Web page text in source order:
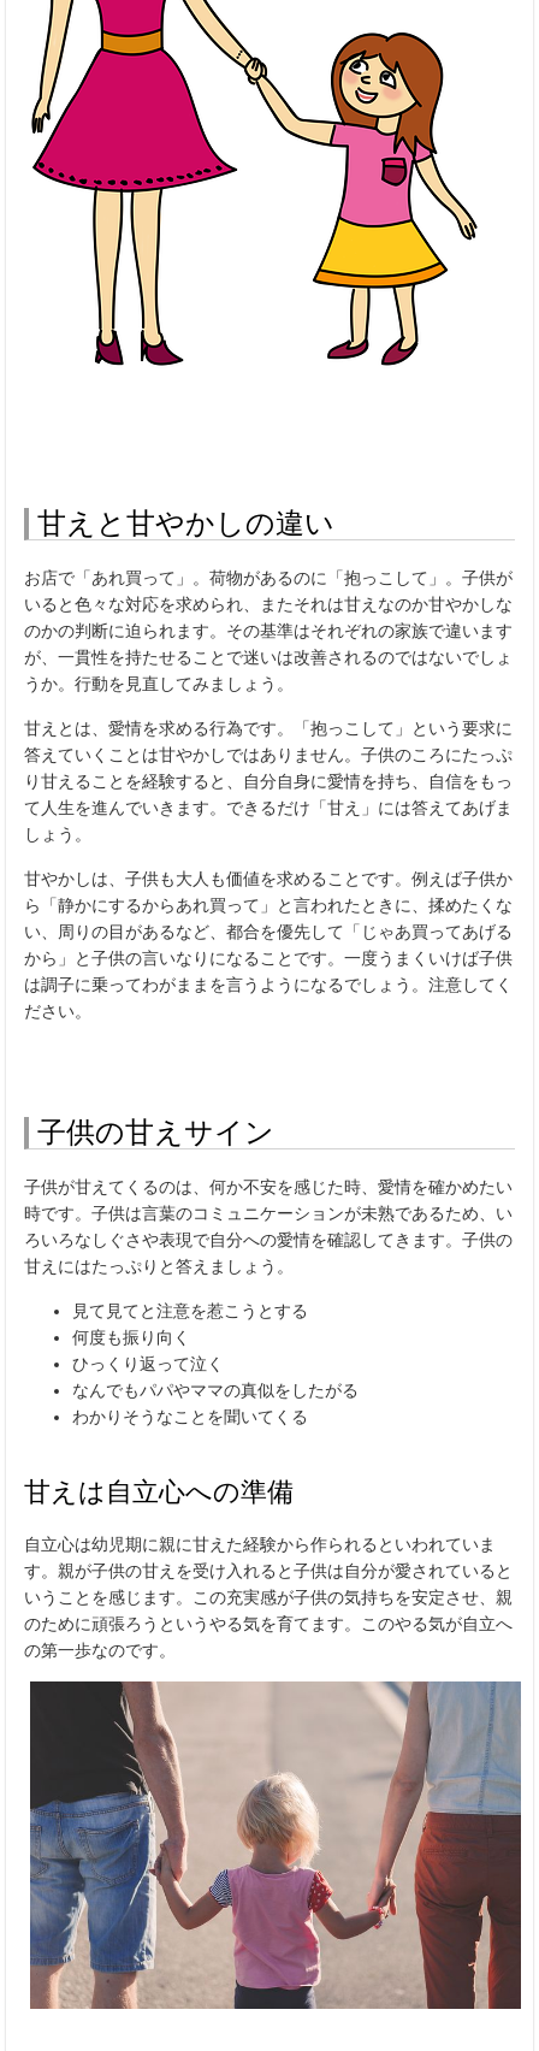
甘えと甘やかしの違い
お店で「あれ買って」。荷物があるのに「抱っこして」。子供が
いると色々な対応を求められ、またそれは甘えなのか甘やかしな
のかの判断に迫られます。その基準はそれぞれの家族で違います
が、一貫性を持たせることで迷いは改善されるのではないでしょ
うか。行動を見直してみましょう。
甘えとは、愛情を求める行為です。「抱っこして」という要求に
答えていくことは甘やかしではありません。子供のころにたっぷ
り甘えることを経験すると、自分自身に愛情を持ち、自信をもっ
て人生を進んでいきます。できるだけ「甘え」には答えてあげま
しょう。
甘やかしは、子供も大人も価値を求めることです。例えば子供か
ら「静かにするからあれ買って」と言われたときに、揉めたくな
い、周りの目があるなど、都合を優先して「じゃあ買ってあげる
から」と子供の言いなりになることです。一度うまくいけば子供
は調子に乗ってわがままを言うようになるでしょう。注意してく
ださい。
子供の甘えサイン
子供が甘えてくるのは、何か不安を感じた時、愛情を確かめたい
時です。子供は言葉のコミュニケーションが未熟であるため、い
ろいろなしぐさや表現で自分への愛情を確認してきます。子供の
甘えにはたっぷりと答えましょう。
見て見てと注意を惹こうとする
何度も振り向く
ひっくり返って泣く
なんでもパパやママの真似をしたがる
わかりそうなことを聞いてくる
甘えは自立心への準備
自立心は幼児期に親に甘えた経験から作られるといわれていま
す。親が子供の甘えを受け入れると子供は自分が愛されていると
いうことを感じます。この充実感が子供の気持ちを安定させ、親
のために頑張ろうというやる気を育てます。このやる気が自立へ
の第一歩なのです。